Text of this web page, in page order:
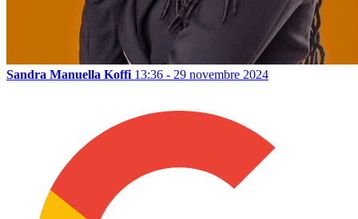
Sandra Manuella Koffi 13:36 - 29 novembre 2024